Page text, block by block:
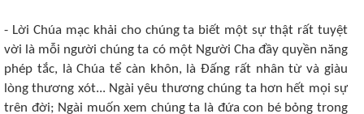
- Lời Chúa mạc khải cho chúng ta biết một sự thật rất tuyệt
vời là mỗi người chúng ta có một Người Cha đầy quyền năng
phép tắc, là Chúa tể càn khôn, là Đấng rất nhân từ và giàu
lòng thương xót... Ngài yêu thương chúng ta hơn hết mọi sự
trên đời; Ngài muốn xem chúng ta là đứa con bé bỏng trong